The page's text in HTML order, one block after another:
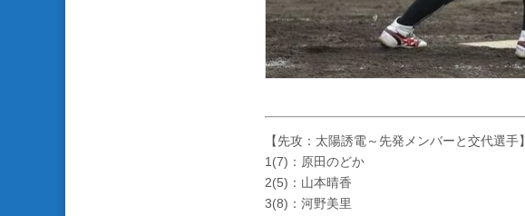
【先攻：太陽誘電～先発メンバーと交代選手】
1(7)：原田のどか
2(5)：山本晴香
3(8)：河野美里